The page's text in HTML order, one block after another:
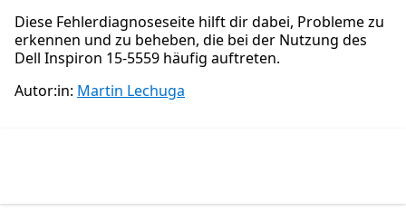
Diese Fehlerdiagnoseseite hilft dir dabei, Probleme zu
erkennen und zu beheben, die bei der Nutzung des
Dell Inspiron 15-5559 häufig auftreten.
Autor:in: Martin Lechuga